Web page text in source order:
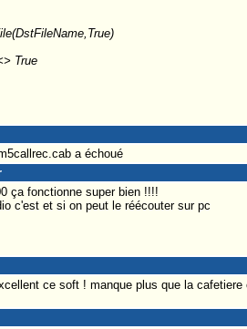
True
a échoué
ça fonctionne super bien !!!!
c'est et si on peut le réécouter sur pc
ce soft ! manque plus que la